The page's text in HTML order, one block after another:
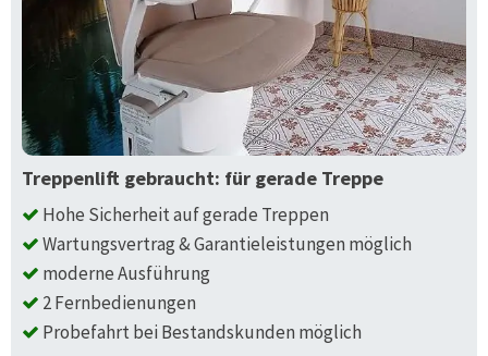
Treppenlift gebraucht: für gerade Treppe
Hohe Sicherheit auf gerade Treppen
Wartungsvertrag & Garantieleistungen möglich
moderne Ausführung
2 Fernbedienungen
Probefahrt bei Bestandskunden möglich